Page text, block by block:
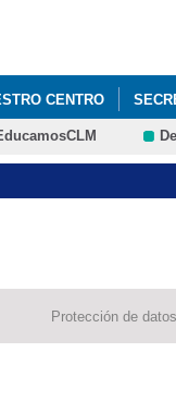
CENTRO
Protección de datos